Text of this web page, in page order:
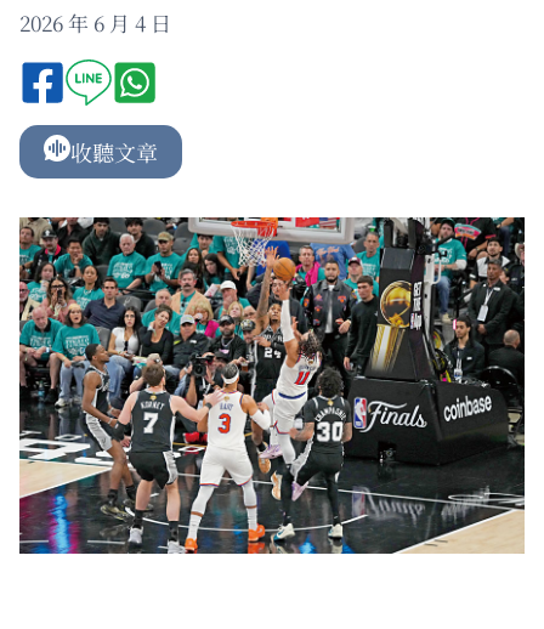
2026 年 6 月 4 日
收聽文章